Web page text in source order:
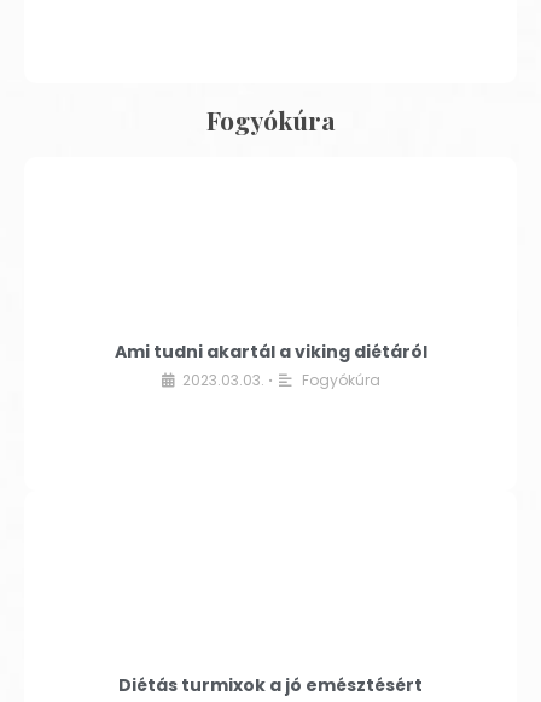
Fogyókúra
Ami tudni akartál a viking diétáról
2023.03.03. • Fogyókúra
Diétás turmixok a jó emésztésért